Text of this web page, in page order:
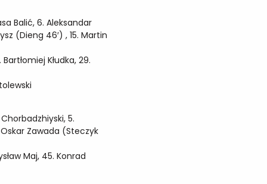
Balić, 6. Aleksandar
(Dieng 46′) , 15. Martin
Kłudka, 29.
5.
Zawada (Steczyk
Maj, 45. Konrad